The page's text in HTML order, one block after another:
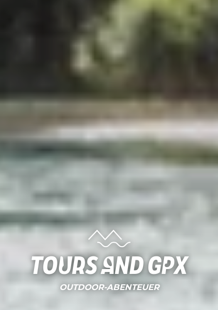
Tours and gpx
OUTDOOR-ABENTEUER